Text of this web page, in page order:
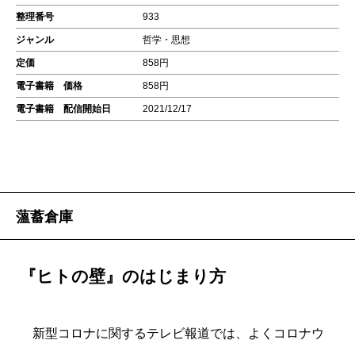
整理番号 933
ジャンル 哲学・思想
定価 858円
電子書籍 価格 858円
電子書籍 配信開始日 2021/12/17
薀蓄倉庫
『ヒトの壁』のはじまり方
新型コロナに関するテレビ報道では、よくコロナウ